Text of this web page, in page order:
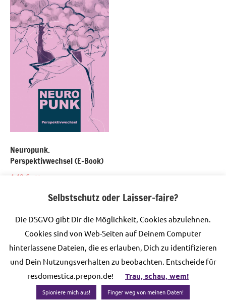
Neuropunk.
Perspektivwechsel (E-Book)
4,49 € inkl. MwSt.
In den Warenkorb
© 2026 Prepon UG (haftungsbeschränkt)
WordPress-Theme: Dynamico von ThemeZee.
Selbstschutz oder Laisser-faire?
Die DSGVO gibt Dir die Möglichkeit, Cookies abzulehnen.
Cookies sind von Web-Seiten auf Deinem Computer
hinterlassene Dateien, die es erlauben, Dich zu identifizieren
und Dein Nutzungsverhalten zu beobachten. Entscheide für
resdomestica.prepon.de!
Trau, schau, wem!
Spioniere mich aus! Finger weg von meinen Daten!